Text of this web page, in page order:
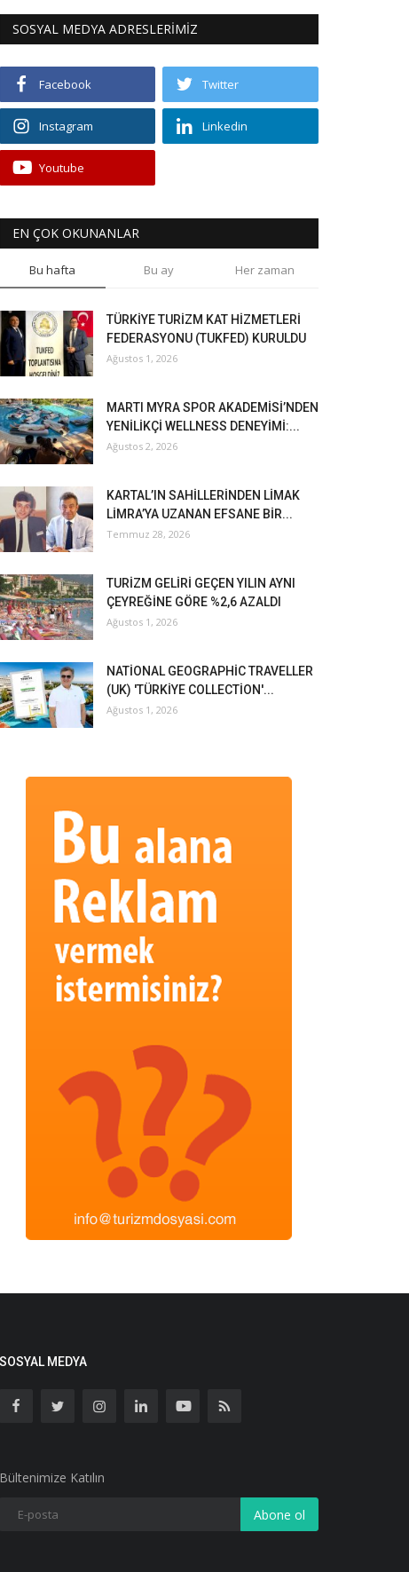
SOSYAL MEDYA ADRESLERİMİZ
Facebook Twitter
Instagram Linkedin
Youtube
EN ÇOK OKUNANLAR
Bu hafta Bu ay Her zaman
TÜRKİYE TURİZM KAT HİZMETLERİ
FEDERASYONU (TUKFED) KURULDU
Ağustos 1, 2026
MARTI MYRA SPOR AKADEMİSİ’NDEN
YENİLİKÇİ WELLNESS DENEYİMİ:...
Ağustos 2, 2026
KARTAL’IN SAHİLLERİNDEN LİMAK
LİMRA’YA UZANAN EFSANE BİR...
Temmuz 28, 2026
TURİZM GELİRİ GEÇEN YILIN AYNI
ÇEYREĞİNE GÖRE %2,6 AZALDI
Ağustos 1, 2026
NATİONAL GEOGRAPHİC TRAVELLER
(UK) 'TÜRKİYE COLLECTİON'...
Ağustos 1, 2026
SOSYAL MEDYA
Bültenimize Katılın
Abone ol